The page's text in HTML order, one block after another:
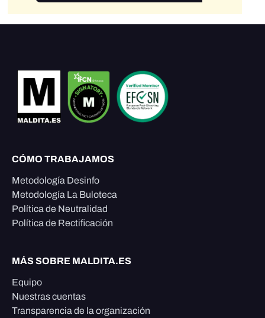
CÓMO TRABAJAMOS
Metodología Desinfo
Metodología La Buloteca
Política de Neutralidad
Política de Rectificación
MÁS SOBRE MALDITA.ES
Equipo
Nuestras cuentas
Transparencia de la organización